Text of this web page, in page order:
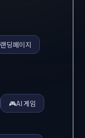
랜딩페이지
🎮AI 게임